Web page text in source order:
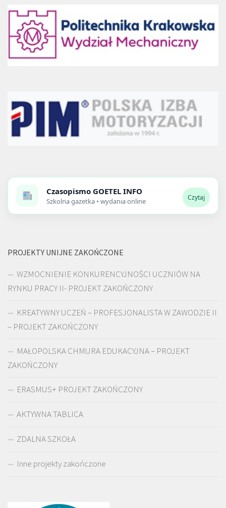
Czasopismo GOETEL INFO
Szkolna gazetka • wydania online Czytaj
PROJEKTY UNIJNE ZAKOŃCZONE
WZMOCNIENIE KONKURENCYJNOŚCI UCZNIÓW NA
RYNKU PRACY II- PROJEKT ZAKOŃCZONY
KREATYWNY UCZEŃ – PROFESJONALISTA W ZAWODZIE II
– PROJEKT ZAKOŃCZONY
MAŁOPOLSKA CHMURA EDUKACYJNA – PROJEKT
ZAKOŃCZONY
ERASMUS+ PROJEKT ZAKOŃCZONY
AKTYWNA TABLICA
ZDALNA SZKOŁA
Inne projekty zakończone